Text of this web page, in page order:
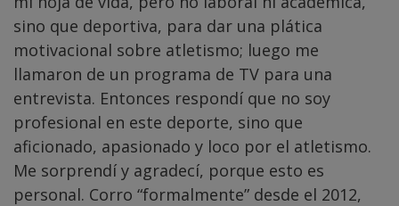
sino que deportiva, para dar una plática
motivacional sobre atletismo; luego me
llamaron de un programa de TV para una
entrevista. Entonces respondí que no soy
profesional en este deporte, sino que
aficionado, apasionado y loco por el atletismo.
Me sorprendí y agradecí, porque esto es
personal. Corro “formalmente” desde el 2012,